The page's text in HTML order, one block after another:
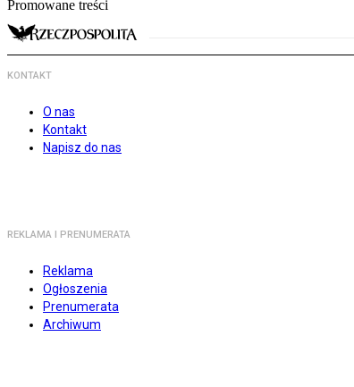
Promowane treści
KONTAKT
O nas
Kontakt
Napisz do nas
REKLAMA I PRENUMERATA
Reklama
Ogłoszenia
Prenumerata
Archiwum